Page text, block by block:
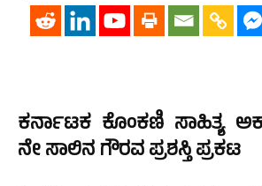
ಕರ್ನಾಟಕ ಕೊಂಕಣಿ ಸಾಹಿತ್ಯ
ನೇ ಸಾಲಿನ ಗೌರವ ಪ್ರಶಸ್ತಿ ಪ್ರಕಟ